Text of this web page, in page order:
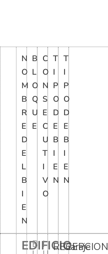
N
O
M
B
R
E
D
E
L
B
I
E
N
B
L
O
Q
U
E
C
O
N
S
E
C
U
T
I
V
O
T
I
P
O
D
E
B
I
E
N
T
I
P
O
D
E
B
I
E
N
EDIFICIO
B I
RECEPCION
Garaje